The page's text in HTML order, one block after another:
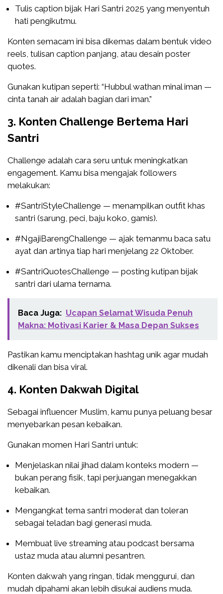
Tulis caption bijak Hari Santri 2025 yang menyentuh
hati pengikutmu.
Konten semacam ini bisa dikemas dalam bentuk video
reels, tulisan caption panjang, atau desain poster
quotes.
Gunakan kutipan seperti: “Hubbul wathan minal iman —
cinta tanah air adalah bagian dari iman.”
3. Konten Challenge Bertema Hari
Santri
Challenge adalah cara seru untuk meningkatkan
engagement. Kamu bisa mengajak followers
melakukan:
#SantriStyleChallenge — menampilkan outfit khas
santri (sarung, peci, baju koko, gamis).
#NgajiBarengChallenge — ajak temanmu baca satu
ayat dan artinya tiap hari menjelang 22 Oktober.
#SantriQuotesChallenge — posting kutipan bijak
santri dari ulama ternama.
Baca Juga: Ucapan Selamat Wisuda Penuh
Makna: Motivasi Karier & Masa Depan Sukses
Pastikan kamu menciptakan hashtag unik agar mudah
dikenali dan bisa viral.
4. Konten Dakwah Digital
Sebagai influencer Muslim, kamu punya peluang besar
menyebarkan pesan kebaikan.
Gunakan momen Hari Santri untuk:
Menjelaskan nilai jihad dalam konteks modern —
bukan perang fisik, tapi perjuangan menegakkan
kebaikan.
Mengangkat tema santri moderat dan toleran
sebagai teladan bagi generasi muda.
Membuat live streaming atau podcast bersama
ustaz muda atau alumni pesantren.
Konten dakwah yang ringan, tidak menggurui, dan
mudah dipahami akan lebih disukai audiens muda.